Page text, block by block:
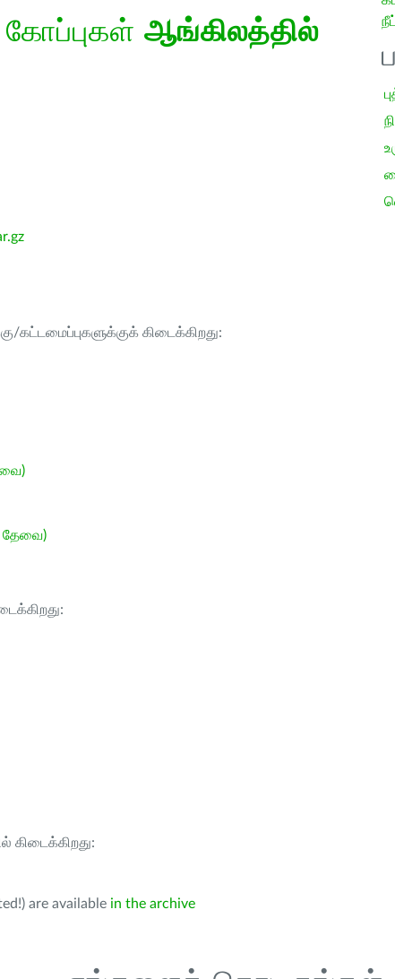
கோப்புகள் ஆங்கிலத்தில்
கட்டமைப்புகளுக்குக் கிடைக்கிறது:
தேவை)
கிடைக்கிறது:
are available in the archive